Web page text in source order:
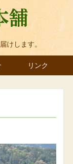
けします。
リンク